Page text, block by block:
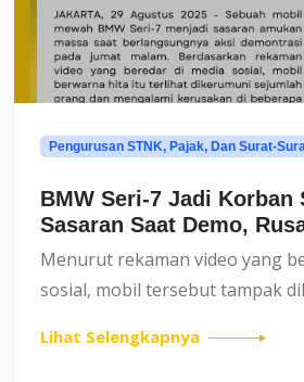
Pengurusan STNK, Pajak, Dan Surat-
BMW Seri-7 Jadi Korban
Sasaran Saat Demo,
Dihajar Massa
Menurut rekaman video yang
sosial, mobil tersebut tampak
diduga melampiaskan emosinya
Lihat Selengkapnya